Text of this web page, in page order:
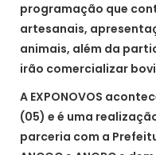
programação que
artesanais,
animais, além da
irão comercializar
A EXPONOVOS
(05) e é uma
parceria com a